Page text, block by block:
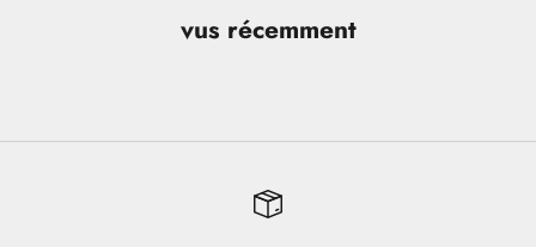
vus récemment